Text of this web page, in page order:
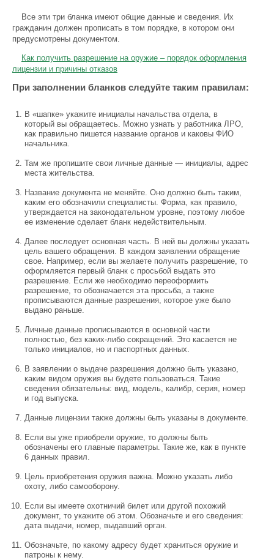
Все эти три бланка имеют общие данные и сведения. Их
гражданин должен прописать в том порядке, в котором они
предусмотрены документом.
Как получить разрешение на оружие – порядок оформления
лицензии и причины отказов
При заполнении бланков следуйте таким правилам:
В «шапке» укажите инициалы начальства отдела, в
который вы обращаетесь. Можно узнать у работника ЛРО,
как правильно пишется название органов и каковы ФИО
начальника.
Там же пропишите свои личные данные — инициалы, адрес
места жительства.
Название документа не меняйте. Оно должно быть таким,
каким его обозначили специалисты. Форма, как правило,
утверждается на законодательном уровне, поэтому любое
ее изменение сделает бланк недействительным.
Далее последует основная часть. В ней вы должны указать
цель вашего обращения. В каждом заявлении обращение
свое. Например, если вы желаете получить разрешение, то
оформляется первый бланк с просьбой выдать это
разрешение. Если же необходимо переоформить
разрешение, то обозначается эта просьба, а также
прописываются данные разрешения, которое уже было
выдано раньше.
Личные данные прописываются в основной части
полностью, без каких-либо сокращений. Это касается не
только инициалов, но и паспортных данных.
В заявлении о выдаче разрешения должно быть указано,
каким видом оружия вы будете пользоваться. Такие
сведения обязательны: вид, модель, калибр, серия, номер
и год выпуска.
Данные лицензии также должны быть указаны в документе.
Если вы уже приобрели оружие, то должны быть
обозначены его главные параметры. Такие же, как в пункте
6 данных правил.
Цель приобретения оружия важна. Можно указать либо
охоту, либо самооборону.
Если вы имеете охотничий билет или другой похожий
документ, то укажите об этом. Обозначьте и его сведения:
дата выдачи, номер, выдавший орган.
Обозначьте, по какому адресу будет храниться оружие и
патроны к нему.